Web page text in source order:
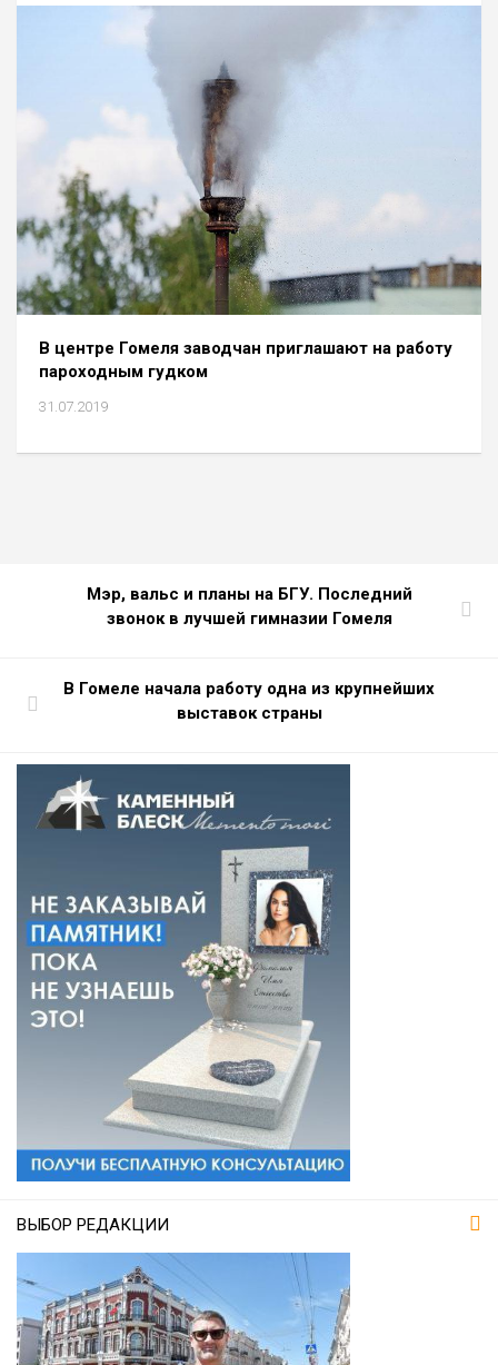
В центре Гомеля заводчан приглашают на работу
пароходным гудком
31.07.2019
Мэр, вальс и планы на БГУ. Последний
звонок в лучшей гимназии Гомеля
В Гомеле начала работу одна из круп­нейших
выставок страны
ВЫБОР РЕДАКЦИИ